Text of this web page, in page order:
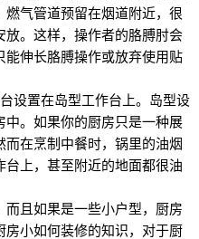
气管道预留在烟道附近，很
放。这样，操作者的胳膊肘会
伸长胳膊操作或放弃使用贴
设置在岛型工作台上。岛型设
。如果你的厨房只是一种展
在烹制中餐时，锅里的油烟
上，甚至附近的地面都很油
且如果是一些小户型，厨房
房小如何装修的知识，对于厨